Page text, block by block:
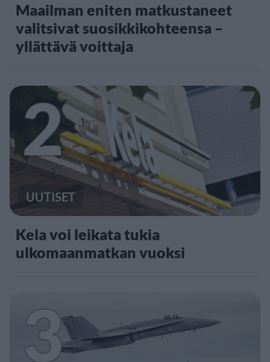
Maailman eniten matkustaneet
valitsivat suosikkikohteensa –
yllättävä voittaja
2
UUTISET
Kela voi leikata tukia
ulkomaanmatkan vuoksi
3